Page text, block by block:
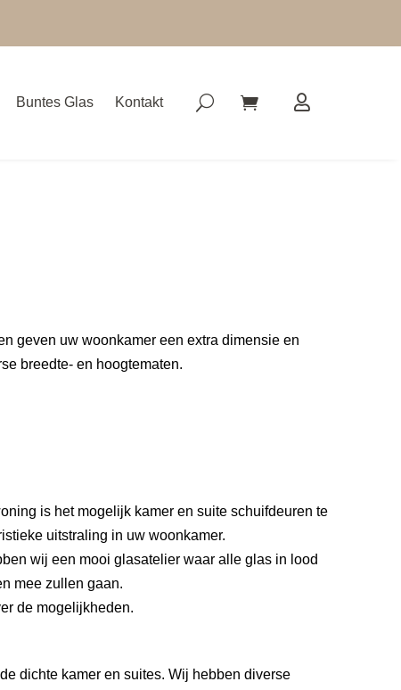
Buntes Glas Kontakt
geven uw woonkamer een extra dimensie en
breedte- en hoogtematen.
is het mogelijk kamer en suite schuifdeuren te
uitstraling in uw woonkamer.
wij een mooi glasatelier waar alle glas in lood
mee zullen gaan.
de mogelijkheden.
dichte kamer en suites. Wij hebben diverse